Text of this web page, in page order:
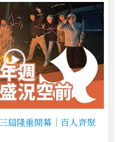
屆隆重開幕｜百人齊聚